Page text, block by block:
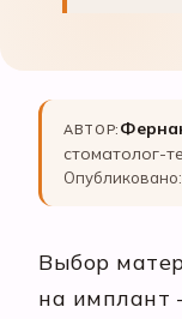
АВТОР:
стоматолог-
Выбор
на имплант